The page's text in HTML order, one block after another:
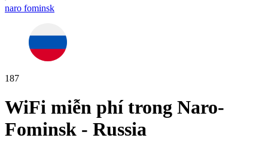
naro fominsk
187
WiFi miễn phí trong Naro-
Fominsk - Russia